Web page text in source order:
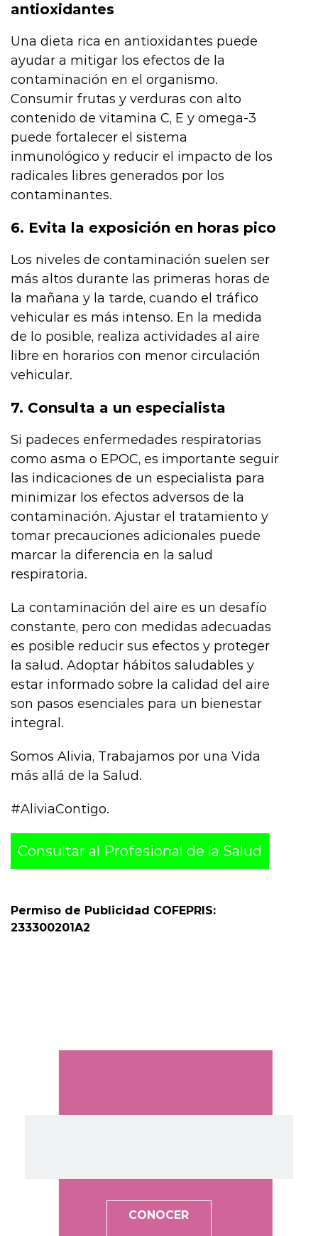
antioxidantes
Una dieta rica en antioxidantes puede
ayudar a mitigar los efectos de la
contaminación en el organismo.
Consumir frutas y verduras con alto
contenido de vitamina C, E y omega-3
puede fortalecer el sistema
inmunológico y reducir el impacto de los
radicales libres generados por los
contaminantes.
6. Evita la exposición en horas pico
Los niveles de contaminación suelen ser
más altos durante las primeras horas de
la mañana y la tarde, cuando el tráfico
vehicular es más intenso. En la medida
de lo posible, realiza actividades al aire
libre en horarios con menor circulación
vehicular.
7. Consulta a un especialista
Si padeces enfermedades respiratorias
como asma o EPOC, es importante seguir
las indicaciones de un especialista para
minimizar los efectos adversos de la
contaminación. Ajustar el tratamiento y
tomar precauciones adicionales puede
marcar la diferencia en la salud
respiratoria.
La contaminación del aire es un desafío
constante, pero con medidas adecuadas
es posible reducir sus efectos y proteger
la salud. Adoptar hábitos saludables y
estar informado sobre la calidad del aire
son pasos esenciales para un bienestar
integral.
Somos Alivia, Trabajamos por una Vida
más allá de la Salud.
#AliviaContigo.
Consultar al Profesional de la Salud
Permiso de Publicidad COFEPRIS:
233300201A2
CONOCER